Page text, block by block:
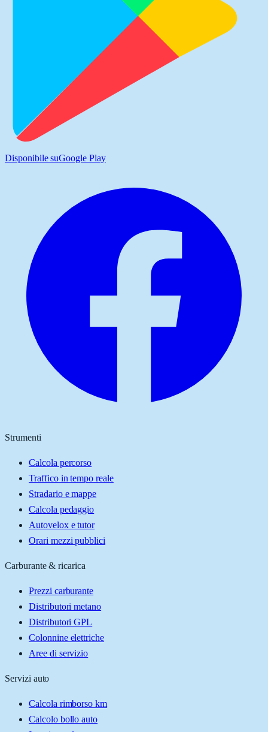
Disponibile suGoogle Play
Strumenti
Calcola percorso
Traffico in tempo reale
Stradario e mappe
Calcola pedaggio
Autovelox e tutor
Orari mezzi pubblici
Carburante & ricarica
Prezzi carburante
Distributori metano
Distributori GPL
Colonnine elettriche
Aree di servizio
Servizi auto
Calcola rimborso km
Calcolo bollo auto